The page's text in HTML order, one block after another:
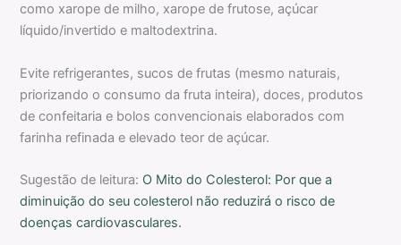
como xarope de milho, xarope de frutose, açúcar
líquido/invertido e maltodextrina.
Evite refrigerantes, sucos de frutas (mesmo naturais,
priorizando o consumo da fruta inteira), doces, produtos
de confeitaria e bolos convencionais elaborados com
farinha refinada e elevado teor de açúcar.
Sugestão de leitura: O Mito do Colesterol: Por que a
diminuição do seu colesterol não reduzirá o risco de
doenças cardiovasculares.